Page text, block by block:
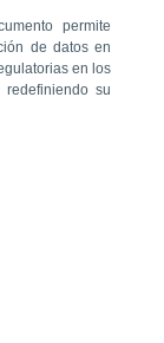
permite
de datos en
en los
su